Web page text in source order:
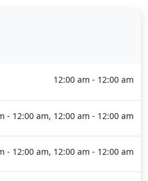
12:00 am - 12:00 am
- 12:00 am, 12:00 am - 12:00 am
- 12:00 am, 12:00 am - 12:00 am